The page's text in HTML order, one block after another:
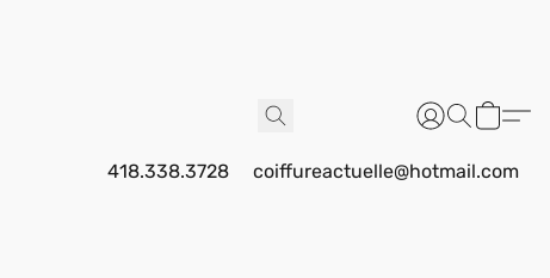
418.338.3728 coiffureactuelle@hotmail.com